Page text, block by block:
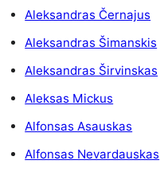
Aleksandras Černajus
Aleksandras Šimanskis
Aleksandras Širvinskas
Aleksas Mickus
Alfonsas Asauskas
Alfonsas Nevardauskas